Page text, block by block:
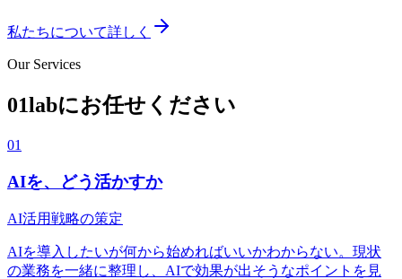
私たちについて詳しく
Our Services
01labにお任せください
01
AIを、どう活かすか
AI活用戦略の策定
AIを導入したいが何から始めればいいかわからない。現状
の業務を一緒に整理し、AIで効果が出そうなポイントを見